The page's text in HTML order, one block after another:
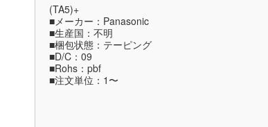
(TA5)+
■メーカー：Panasonic
■生産国：不明
■梱包状態：テーピング
■D/C：09
■Rohs：pbf
■注文単位：1〜